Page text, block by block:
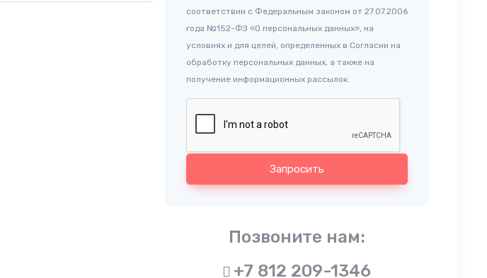
соответствии с Федеральным законом от 27.07.2006
года №152-ФЗ «О персональных данных», на
условиях и для целей, определенных в Согласии на
обработку персональных данных, а также на
получение информационных рассылок.
Запросить
Позвоните нам:
+7 812 209-1346